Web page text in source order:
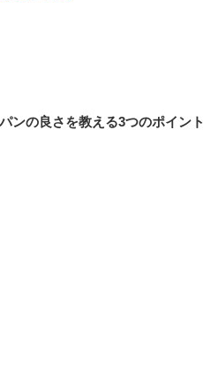
ンの良さを教える3つのポイント